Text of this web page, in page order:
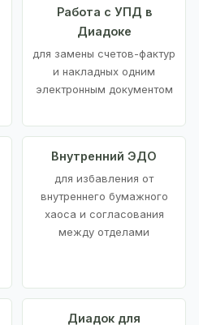
Работа с УПД в
Диадоке
для замены счетов-фактур
и накладных одним
электронным документом
Внутренний ЭДО
для избавления от
внутреннего бумажного
хаоса и согласования
между отделами
Диадок для